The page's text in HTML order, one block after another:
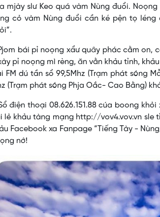
mjày slư Keo quá vàm Nùng đuổi.
cỏ vàm Nùng đuổi cần ké pện tọ
bái pỉ noọng xẩư quây phác cằm on,
pỉ noọng mì rèng, ăn vằn khảu tỉnh,
FM dú tần sổ 99,5Mhz (Trạm phát sóng
(Trạm phát sóng Phja Oắc- Cao Bằng)
điện thoại 08.626.151.88 cúa boong
lẻ khảu tàng mạng http://vov4.vov.vn sle
Facebook xa Fanpage “Tiếng Tày -
nớ!